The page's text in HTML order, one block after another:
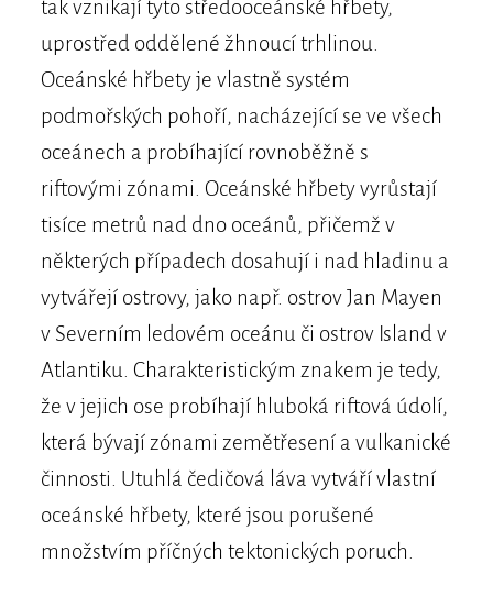
tak vznikají tyto středooceánské hřbety,
uprostřed oddělené žhnoucí trhlinou.
Oceánské hřbety je vlastně systém
podmořských pohoří, nacházející se ve všech
oceánech a probíhající rovnoběžně s
riftovými zónami. Oceánské hřbety vyrůstají
tisíce metrů nad dno oceánů, přičemž v
některých případech dosahují i nad hladinu a
vytvářejí ostrovy, jako např. ostrov Jan Mayen
v Severním ledovém oceánu či ostrov Island v
Atlantiku. Charakteristickým znakem je tedy,
že v jejich ose probíhají hluboká riftová údolí,
která bývají zónami zemětřesení a vulkanické
činnosti. Utuhlá čedičová láva vytváří vlastní
oceánské hřbety, které jsou porušené
množstvím příčných tektonických poruch.